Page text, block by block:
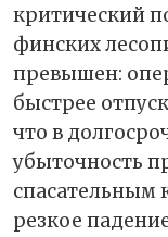
критический
финских
превышен:
быстрее
что в
убыточность
спасательным
резкое